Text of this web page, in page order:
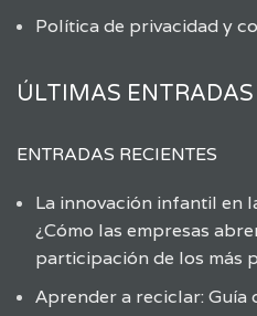
Política de privacidad y
ÚLTIMAS ENTRADAS
ENTRADAS RECIENTES
La innovación infantil en
¿Cómo las empresas
participación de los más
Aprender a reciclar: Guía